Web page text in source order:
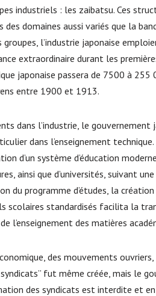
industriels : les zaibatsu. Ces
domaines aussi variés que la
groupes, l’industrie japonaise
extraordinaire durant les
japonaise passera de 7500 à
entre 1900 et 1913.
dans l’industrie, le
dans l’enseignement
d’un système d’éducation
ainsi que d’universités, suivant
du programme d’études, la
scolaires standardisés facilita la
l’enseignement des matières
des mouvements
fut même créée, mais le
des syndicats est interdite et